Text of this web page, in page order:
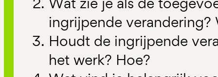
ingrijpende verandering?
Houdt de ingrijpende
het werk? Hoe?